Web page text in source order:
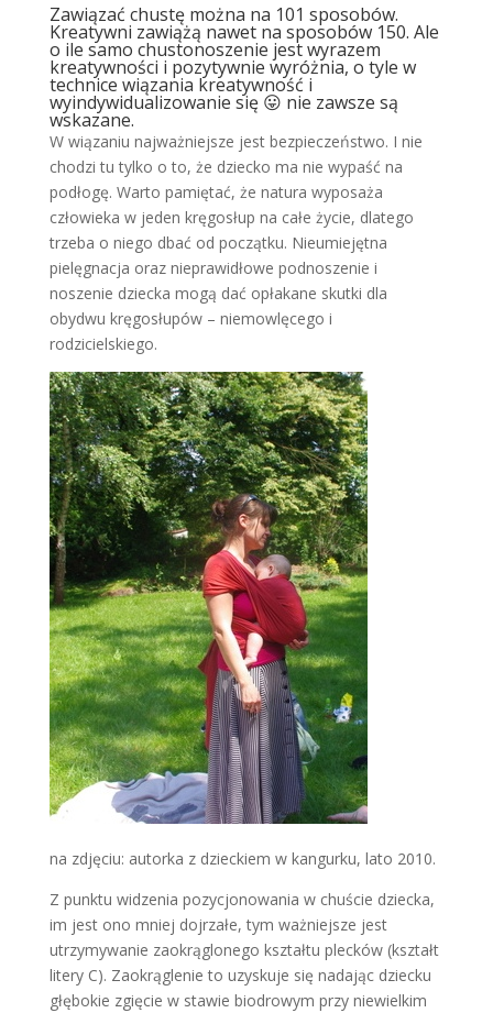
Zawiązać chustę można na 101 sposobów.
Kreatywni zawiążą nawet na sposobów 150. Ale
o ile samo chustonoszenie jest wyrazem
kreatywności i pozytywnie wyróżnia, o tyle w
technice wiązania kreatywność i
wyindywidualizowanie się 😛 nie zawsze są
wskazane.
W wiązaniu najważniejsze jest bezpieczeństwo. I nie
chodzi tu tylko o to, że dziecko ma nie wypaść na
podłogę. Warto pamiętać, że natura wyposaża
człowieka w jeden kręgosłup na całe życie, dlatego
trzeba o niego dbać od początku. Nieumiejętna
pielęgnacja oraz nieprawidłowe podnoszenie i
noszenie dziecka mogą dać opłakane skutki dla
obydwu kręgosłupów – niemowlęcego i
rodzicielskiego.
na zdjęciu: autorka z dzieckiem w kangurku, lato 2010.
Z punktu widzenia pozycjonowania w chuście dziecka,
im jest ono mniej dojrzałe, tym ważniejsze jest
utrzymywanie zaokrąglonego kształtu plecków (kształt
litery C). Zaokrąglenie to uzyskuje się nadając dziecku
głębokie zgięcie w stawie biodrowym przy niewielkim